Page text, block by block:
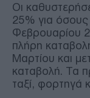
Οι
25% για
Φεβρουαρίου
πλήρη
Μαρτίου και
καταβολή. Τα
ταξί, φορτηγά